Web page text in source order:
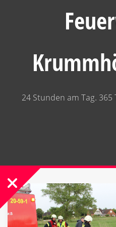
24 Stunden am Tag. 365